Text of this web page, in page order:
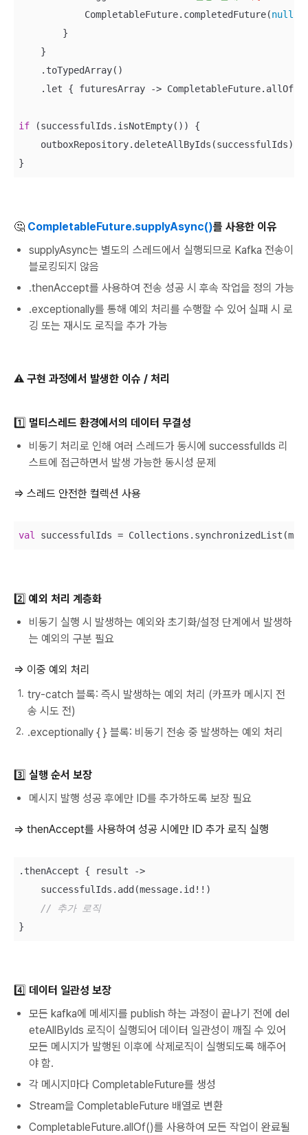
            CompletableFuture.completedFuture(
null
        }
    }
    .toTypedArray()
.let { futuresArray ->
if (successfulIds.isNotEmpty()) {
    outboxRepository.deleteAllByIds(successfulIds)
}
🤔 CompletableFuture.supplyAsync()를 사용한 이유
supplyAsync는 별도의 스레드에서 실행되므로 Kafka 전송이
블로킹되지 않음
.thenAccept를 사용하여 전송 성공 시 후속 작업을 정의 가능
.exceptionally를 통해 예외 처리를 수행할 수 있어 실패 시 로
깅 또는 재시도 로직을 추가 가능
⚠️ 구현 과정에서 발생한 이슈 / 처리
1️⃣ 멀티스레드 환경에서의 데이터 무결성
비동기 처리로 인해 여러 스레드가 동시에 successfulIds 리
스트에 접근하면서 발생 가능한 동시성 문제
⇒ 스레드 안전한 컬렉션 사용
val successfulIds =
2️⃣ 예외 처리 계층화
비동기 실행 시 발생하는 예외와 초기화/설정 단계에서 발생하
는 예외의 구분 필요
⇒ 이중 예외 처리
try-catch 블록: 즉시 발생하는 예외 처리 (카프카 메시지 전
송 시도 전)
.exceptionally { } 블록: 비동기 전송 중 발생하는 예외 처리
3️⃣ 실행 순서 보장
메시지 발행 성공 후에만 ID를 추가하도록 보장 필요
⇒ thenAccept를 사용하여 성공 시에만 ID 추가 로직 실행
.thenAccept { result ->
    successfulIds.add(message.id!!)
// 추가 로직
}
4️⃣ 데이터 일관성 보장
모든 kafka에 메세지를 publish 하는 과정이 끝나기 전에 del
eteAllByIds 로직이 실행되어 데이터 일관성이 깨질 수 있어
모든 메시지가 발행된 이후에 삭제로직이 실행되도록 해주어
야 함.
각 메시지마다 CompletableFuture를 생성
Stream을 CompletableFuture 배열로 변환
CompletableFuture.allOf()를 사용하여 모든 작업이 완료될